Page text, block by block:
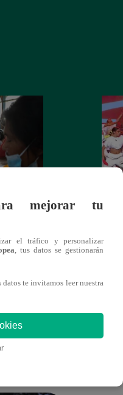
del Perú
su
puede
mejorar tu
el tráfico y personalizar
, tus datos se gestionarán
te invitamos leer nuestra